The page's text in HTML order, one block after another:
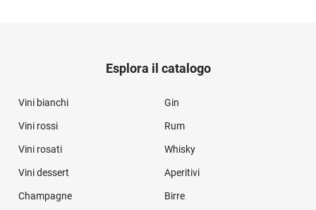
Esplora il catalogo
Vini bianchi Gin
Vini rossi Rum
Vini rosati Whisky
Vini dessert Aperitivi
Champagne Birre